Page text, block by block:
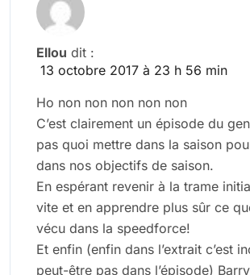
Ellou dit :
13 octobre 2017 à 23 h 56 min
Ho non non non non non
C’est clairement un épisode du
pas quoi mettre dans la saison
dans nos objectifs de saison.
En espérant revenir à la trame
vite et en apprendre plus sûr ce
vécu dans la speedforce!
Et enfin (enfin dans l’extrait c’est
peut-être pas dans l’épisode)